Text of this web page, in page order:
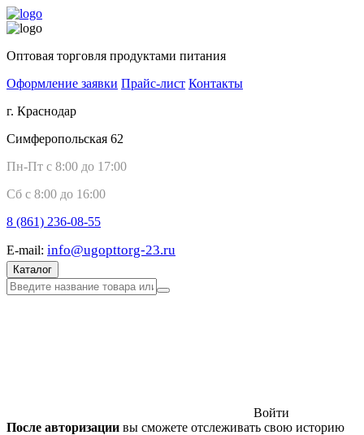
Оптовая торговля продуктами питания
Оформление заявки Прайс-лист Контакты
г. Краснодар
Симферопольская 62
Пн-Пт с 8:00 до 17:00
Сб с 8:00 до 16:00
8 (861) 236-08-55
E-mail: info@ugopttorg-23.ru
Каталог
Войти
После авторизации вы сможете отслеживать свою историю